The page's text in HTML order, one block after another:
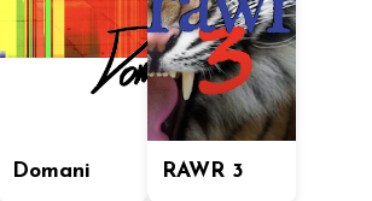
Domani RAWR 3